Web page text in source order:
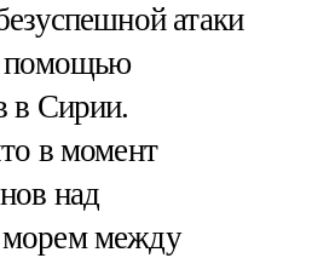
атаки
помощью
в Сирии.
в момент
над
между